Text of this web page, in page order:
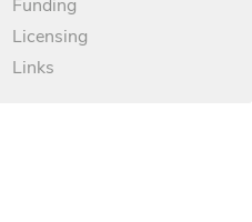
Funding
Licensing
Links